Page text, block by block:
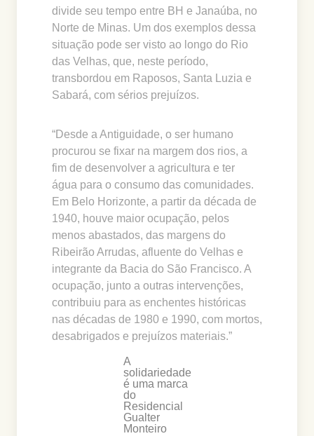
divide seu tempo entre BH e Janaúba, no
Norte de Minas. Um dos exemplos dessa
situação pode ser visto ao longo do Rio
das Velhas, que, neste período,
transbordou em Raposos, Santa Luzia e
Sabará, com sérios prejuízos.
“Desde a Antiguidade, o ser humano
procurou se fixar na margem dos rios, a
fim de desenvolver a agricultura e ter
água para o consumo das comunidades.
Em Belo Horizonte, a partir da década de
1940, houve maior ocupação, pelos
menos abastados, das margens do
Ribeirão Arrudas, afluente do Velhas e
integrante da Bacia do São Francisco. A
ocupação, junto a outras intervenções,
contribuiu para as enchentes históricas
nas décadas de 1980 e 1990, com mortos,
desabrigados e prejuízos materiais.”
A
solidariedade
é uma marca
do
Residencial
Gualter
Monteiro